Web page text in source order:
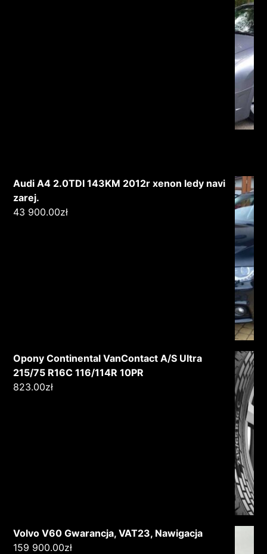
Audi A4 2.0TDI 143KM 2012r xenon ledy navi
zarej.
43 900.00zł
Opony Continental VanContact A/S Ultra
215/75 R16C 116/114R 10PR
823.00zł
Volvo V60 Gwarancja, VAT23, Nawigacja
159 900.00zł